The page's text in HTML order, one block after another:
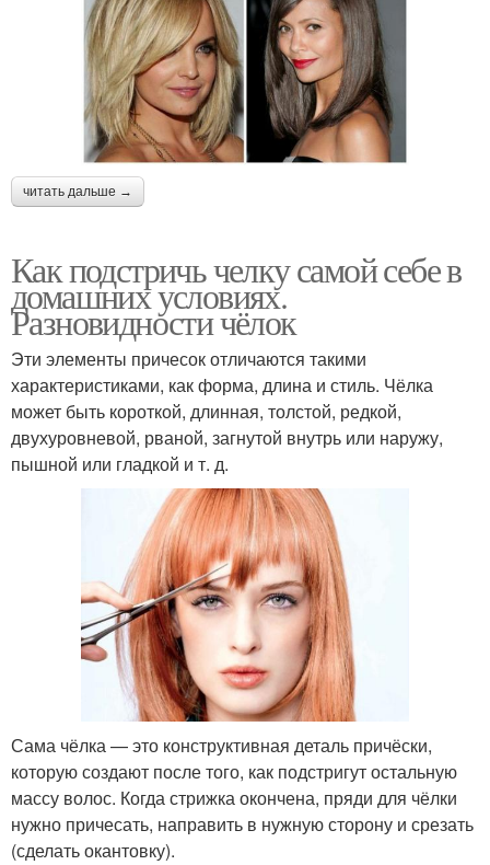
читать дальше →
Как подстричь челку самой себе в
домашних условиях.
Разновидности чёлок
Эти элементы причесок отличаются такими
характеристиками, как форма, длина и стиль. Чёлка
может быть короткой, длинная, толстой, редкой,
двухуровневой, рваной, загнутой внутрь или наружу,
пышной или гладкой и т. д.
Сама чёлка — это конструктивная деталь причёски,
которую создают после того, как подстригут остальную
массу волос. Когда стрижка окончена, пряди для чёлки
нужно причесать, направить в нужную сторону и срезать
(сделать окантовку).